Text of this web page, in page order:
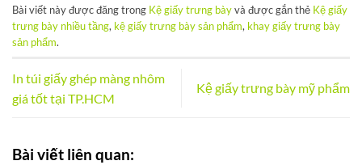
Bài viết này được đăng trong Kệ giấy trưng bàyvà được gắn thẻ Kệ giấy
trưng bày nhiều tầng, kệ giấy trưng bày sản phẩm, khay giấy trưng bày
sản phẩm.
In túi giấy ghép màng nhôm
giá tốt tại TP.HCM
Kệ giấy trưng bày mỹ phẩm
Bài viết liên quan: